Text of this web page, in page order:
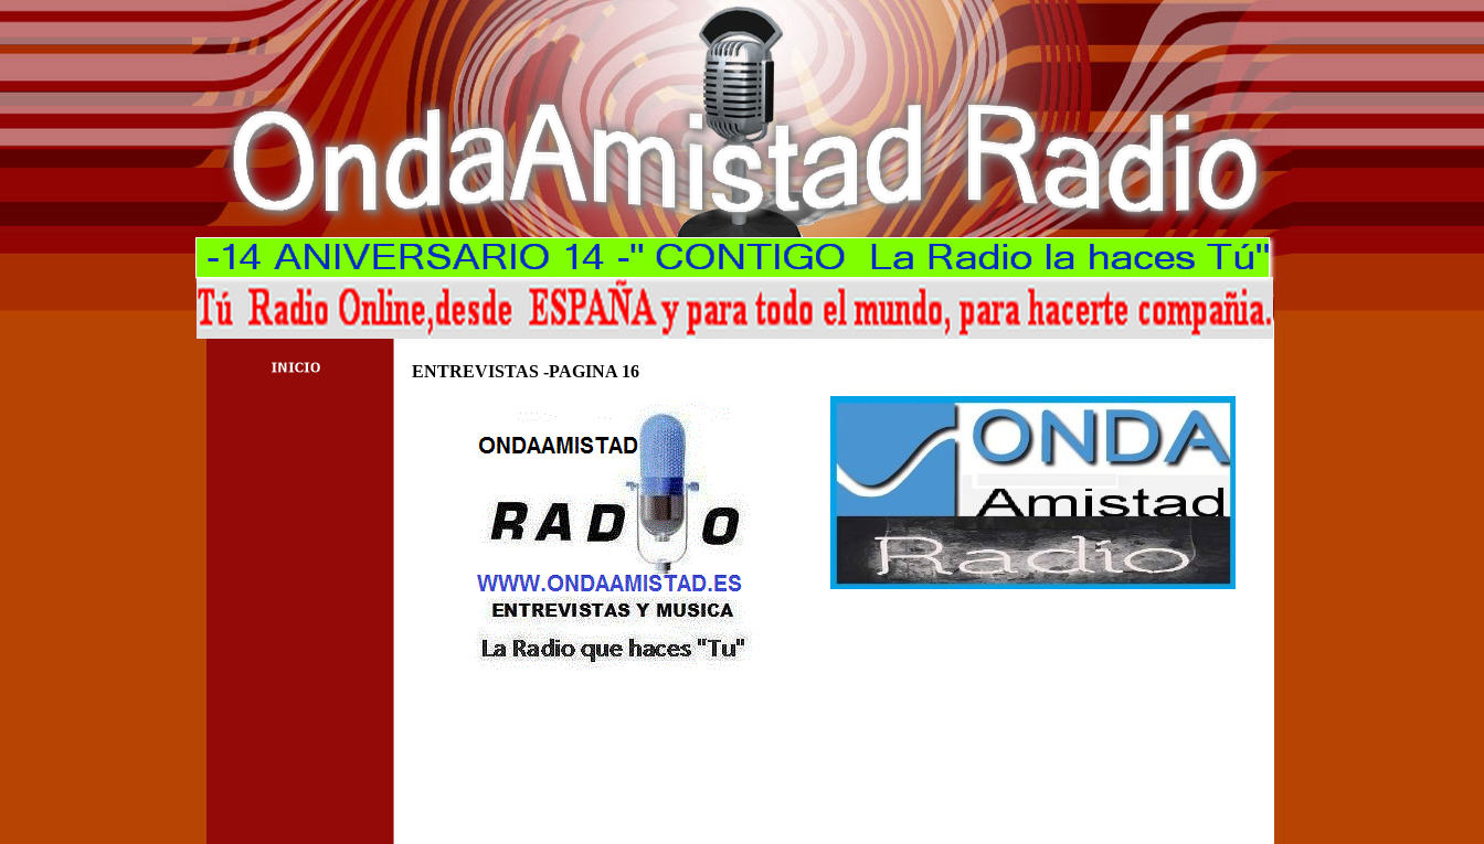
ENTREVISTAS -PAGINA 16